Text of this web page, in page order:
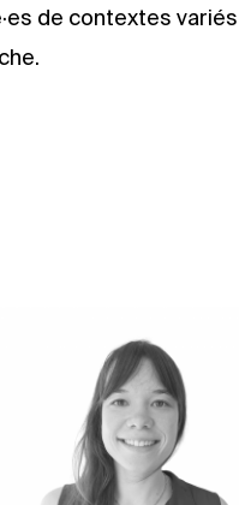
de contextes